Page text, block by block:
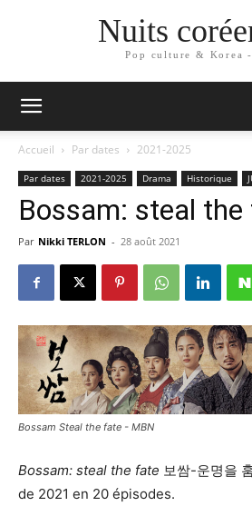
Nuits
Pop culture & Korea -
Accueil Par dates 2021-2025
Par dates 2021-2025 Drama Historique
Bossam: steal
Par Nikki TERLON - 28 août 2021
Bossam Steal the fate - MBN
Bossam: steal the fate 보쌈-운명을
de 2021 en 20 épisodes.